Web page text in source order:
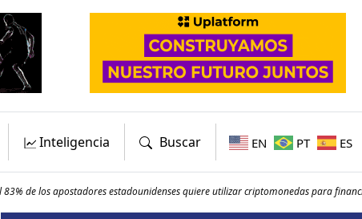
Inteligencia Buscar EN PT ES
83% de los apostadores estadounidenses quiere utilizar criptomonedas para